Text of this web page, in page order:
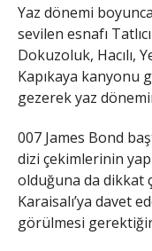
Yaz dönemi
sevilen esnafı
Dokuzoluk, Hacılı,
Kapıkaya kanyonu
gezerek yaz
007 James Bond
dizi çekimlerinin
olduğuna da dikkat
Karaisalı’ya davet
görülmesi